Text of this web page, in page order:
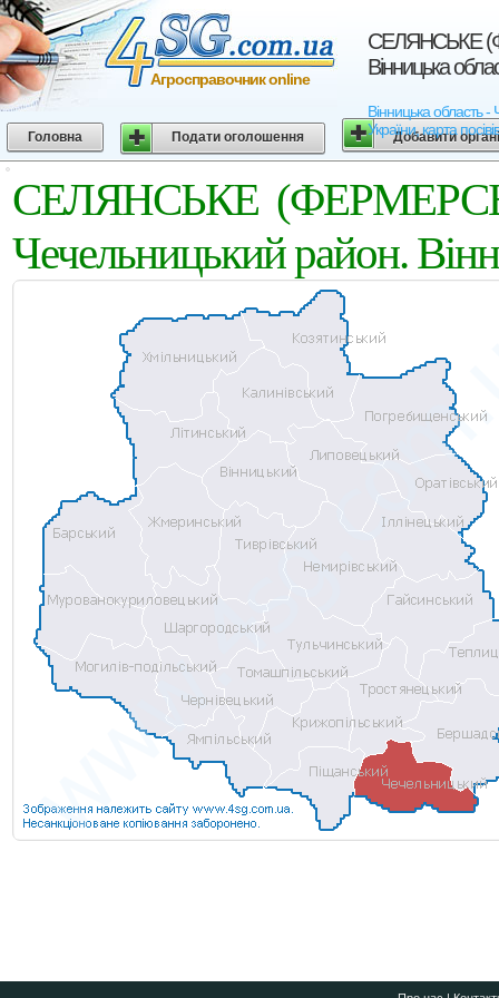
СЕЛЯНСЬКЕ
Вінницька
Вінницька
України, карта
Агросправочник online
Головна Подати оголошення Добавити
СЕЛЯНСЬКЕ
Чечельницький район.